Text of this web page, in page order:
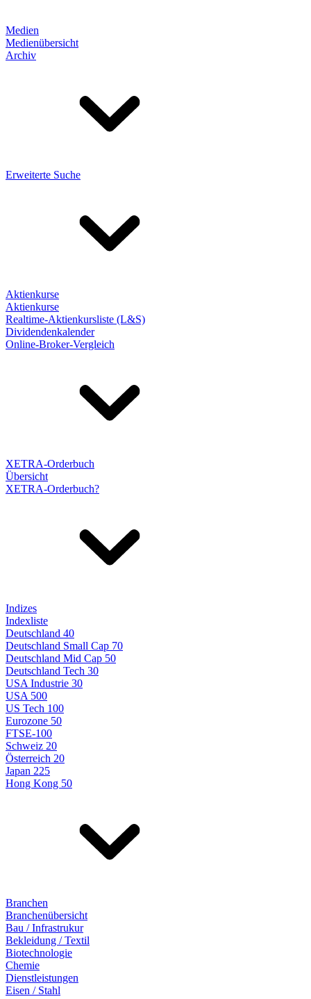
Medien
Medienübersicht
Archiv
Erweiterte Suche
Aktienkurse
Aktienkurse
Realtime-Aktienkursliste (L&S)
Dividendenkalender
Online-Broker-Vergleich
XETRA-Orderbuch
Übersicht
XETRA-Orderbuch?
Indizes
Indexliste
Deutschland 40
Deutschland Small Cap 70
Deutschland Mid Cap 50
Deutschland Tech 30
USA Industrie 30
USA 500
US Tech 100
Eurozone 50
FTSE-100
Schweiz 20
Österreich 20
Japan 225
Hong Kong 50
Branchen
Branchenübersicht
Bau / Infrastrukur
Bekleidung / Textil
Biotechnologie
Chemie
Dienstleistungen
Eisen / Stahl